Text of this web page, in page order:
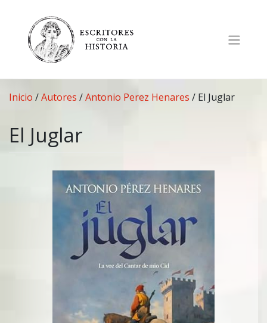
contenido
Inicio /Autores /Antonio Perez Henares / El Juglar
El Juglar